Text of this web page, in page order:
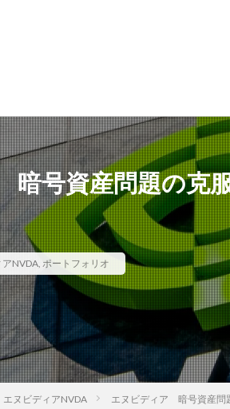
号資産問題の克
アNVDA, ポートフォリオ
エヌビディアNVDA エヌビディア 暗号資産問